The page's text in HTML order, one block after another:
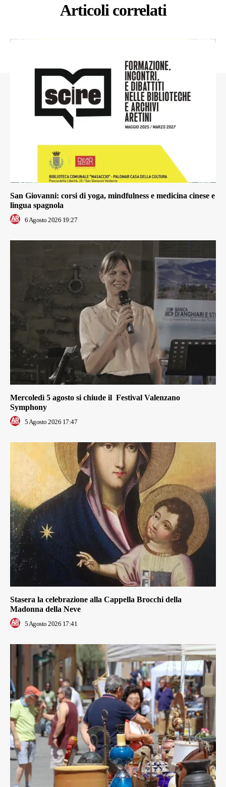
Articoli correlati
San Giovanni: corsi di yoga, mindfulness e medicina cinese e
lingua spagnola
6 Agosto 2026 19:27
Mercoledì 5 agosto si chiude il Festival Valenzano
Symphony
5 Agosto 2026 17:47
Stasera la celebrazione alla Cappella Brocchi della
Madonna della Neve
5 Agosto 2026 17:41